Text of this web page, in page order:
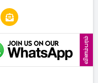
விளம்பரம்